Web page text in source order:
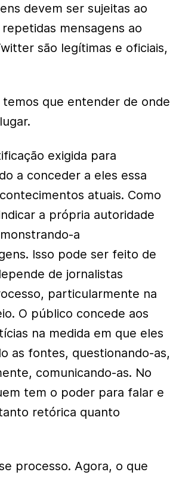
devem ser sujeitas ao
mensagens ao
são legítimas e oficiais,
que entender de onde
exigida para
a conceder a eles essa
atuais. Como
a própria autoridade
a
Isso pode ser feito de
de jornalistas
particularmente na
O público concede aos
na medida em que eles
as fontes, questionando-as,
comunicando-as. No
tem o poder para falar e
retórica quanto
processo. Agora, o que